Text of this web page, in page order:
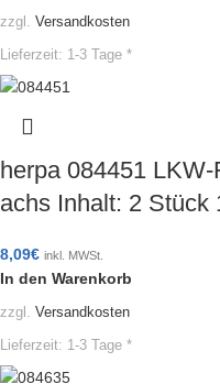
zzgl. Versandkosten
Lieferzeit: 1-3 Tage *
herpa 084451
achs Inhalt: 2 Stück
8,09€ inkl. MWSt.
In den Warenkorb
zzgl. Versandkosten
Lieferzeit: 1-3 Tage *